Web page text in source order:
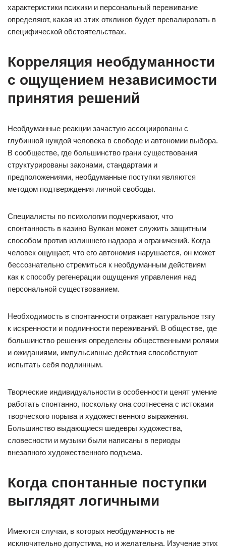
характеристики психики и персональный переживание
определяют, какая из этих откликов будет превалировать в
специфической обстоятельствах.
Корреляция необдуманности
с ощущением независимости
принятия решений
Необдуманные реакции зачастую ассоциированы с
глубинной нуждой человека в свободе и автономии выбора.
В сообществе, где большинство грани существования
структурированы законами, стандартами и
предположениями, необдуманные поступки являются
методом подтверждения личной свободы.
Специалисты по психологии подчеркивают, что
спонтанность в казино Вулкан может служить защитным
способом против излишнего надзора и ограничений. Когда
человек ощущает, что его автономия нарушается, он может
бессознательно стремиться к необдуманным действиям
как к способу регенерации ощущения управления над
персональной существованием.
Необходимость в спонтанности отражает натуральное тягу
к искренности и подлинности переживаний. В обществе, где
большинство решения определены общественными ролями
и ожиданиями, импульсивные действия способствуют
испытать себя подлинным.
Творческие индивидуальности в особенности ценят умение
работать спонтанно, поскольку она соотнесена с истоками
творческого порыва и художественного выражения.
Большинство выдающиеся шедевры художества,
словесности и музыки были написаны в периоды
внезапного художественного подъема.
Когда спонтанные поступки
выглядят логичными
Имеются случаи, в которых необдуманность не
исключительно допустима, но и желательна. Изучение этих